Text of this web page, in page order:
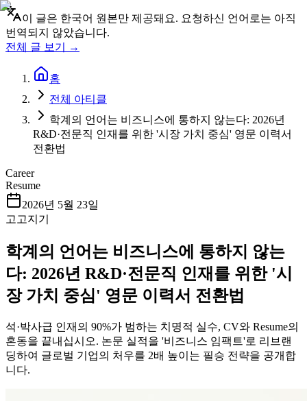
이 글은 한국어 원본만 제공돼요. 요청하신 언어로는 아직
번역되지 않았습니다.
전체 글 보기 →
홈
전체 아티클
학계의 언어는 비즈니스에 통하지 않는다: 2026년
R&D·전문직 인재를 위한 '시장 가치 중심' 영문 이력서
전환법
Career
Resume
2026년 5월 23일
고고지기
학계의 언어는 비즈니스에 통하지 않는
다: 2026년 R&D·전문직 인재를 위한 '시
장 가치 중심' 영문 이력서 전환법
석·박사급 인재의 90%가 범하는 치명적 실수, CV와 Resume의
혼동을 끝내십시오. 논문 실적을 '비즈니스 임팩트'로 리브랜
딩하여 글로벌 기업의 처우를 2배 높이는 필승 전략을 공개합
니다.